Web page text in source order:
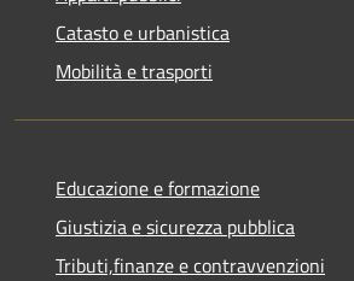
Catasto e urbanistica
Mobilità e trasporti
Educazione e formazione
Giustizia e sicurezza pubblica
Tributi,finanze e contravvenzioni